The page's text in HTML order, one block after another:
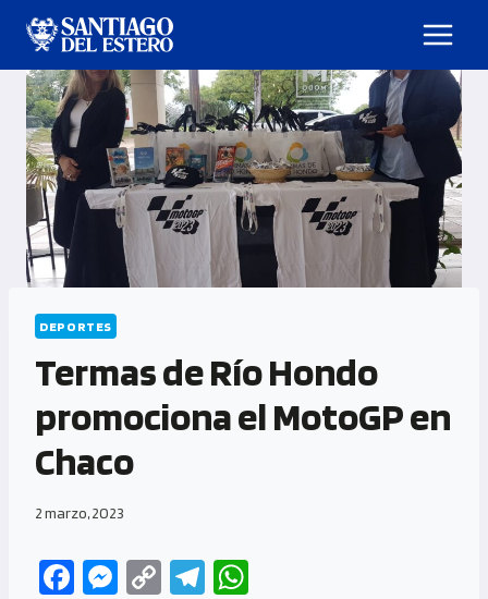
DEPORTES
Termas de Río Hondo
promociona el MotoGP en
Chaco
2 marzo, 2023
Fa M
C
Te